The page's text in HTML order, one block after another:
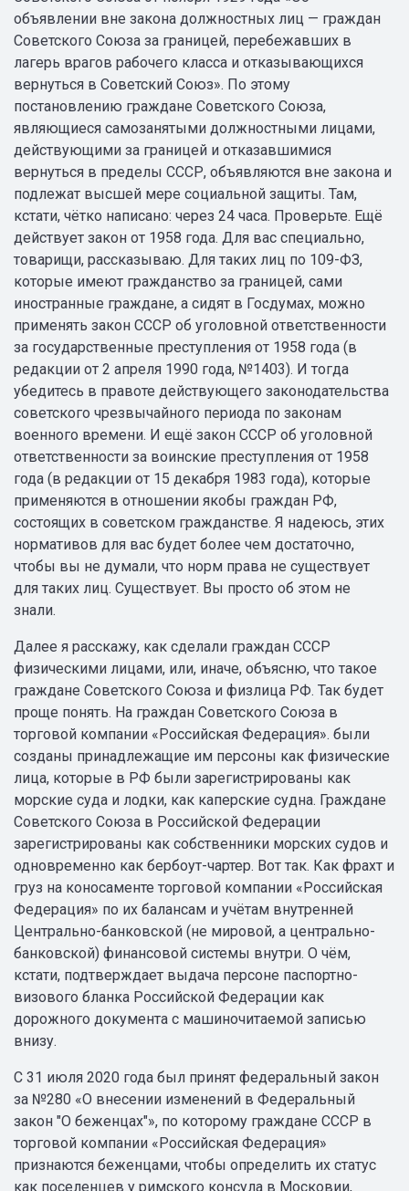
объявлении вне закона должностных лиц — граждан
Советского Союза за границей, перебежавших в
лагерь врагов рабочего класса и отказывающихся
вернуться в Советский Союз». По этому
постановлению граждане Советского Союза,
являющиеся самозанятыми должностными лицами,
действующими за границей и отказавшимися
вернуться в пределы СССР, объявляются вне закона и
подлежат высшей мере социальной защиты. Там,
кстати, чётко написано: через 24 часа. Проверьте. Ещё
действует закон от 1958 года. Для вас специально,
товарищи, рассказываю. Для таких лиц по 109-ФЗ,
которые имеют гражданство за границей, сами
иностранные граждане, а сидят в Госдумах, можно
применять закон СССР об уголовной ответственности
за государственные преступления от 1958 года (в
редакции от 2 апреля 1990 года, №1403). И тогда
убедитесь в правоте действующего законодательства
советского чрезвычайного периода по законам
военного времени. И ещё закон СССР об уголовной
ответственности за воинские преступления от 1958
года (в редакции от 15 декабря 1983 года), которые
применяются в отношении якобы граждан РФ,
состоящих в советском гражданстве. Я надеюсь, этих
нормативов для вас будет более чем достаточно,
чтобы вы не думали, что норм права не существует
для таких лиц. Существует. Вы просто об этом не
знали.
Далее я расскажу, как сделали граждан СССР
физическими лицами, или, иначе, объясню, что такое
граждане Советского Союза и физлица РФ. Так будет
проще понять. На граждан Советского Союза в
торговой компании «Российская Федерация». были
созданы принадлежащие им персоны как физические
лица, которые в РФ были зарегистрированы как
морские суда и лодки, как каперские судна. Граждане
Советского Союза в Российской Федерации
зарегистрированы как собственники морских судов и
одновременно как бербоут-чартер. Вот так. Как фрахт и
груз на коносаменте торговой компании «Российская
Федерация» по их балансам и учётам внутренней
Центрально-банковской (не мировой, а центрально-
банковской) финансовой системы внутри. О чём,
кстати, подтверждает выдача персоне паспортно-
визового бланка Российской Федерации как
дорожного документа с машиночитаемой записью
внизу.
С 31 июля 2020 года был принят федеральный закон
за №280 «О внесении изменений в Федеральный
закон "О беженцах"», по которому граждане СССР в
торговой компании «Российская Федерация»
признаются беженцами, чтобы определить их статус
как поселенцев у римского консула в Московии,